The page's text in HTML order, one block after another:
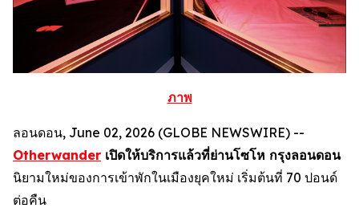
ภาพ
ลอนดอน, June 02, 2026 (GLOBE NEWSWIRE) --
Otherwander เปิดให้บริการแล้วที่ย่านโซโห กรุงลอนดอน
นิยามใหม่ของการเข้าพักในเมืองยุคใหม่ เริ่มต้นที่ 70 ปอนด์
ต่อคืน